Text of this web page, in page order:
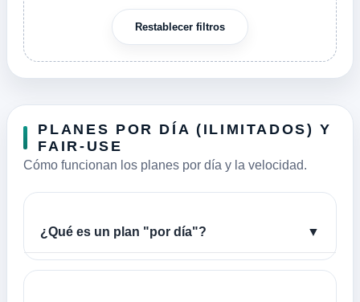
Restablecer filtros
PLANES POR DÍA (ILIMITADOS) Y
FAIR-USE
Cómo funcionan los planes por día y la velocidad.
¿Qué es un plan "por día"? ▼